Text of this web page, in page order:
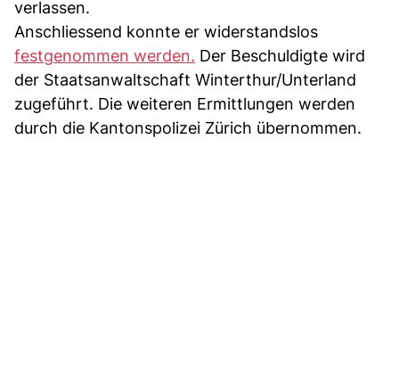
verlassen.
Anschliessend konnte er widerstandslos
festgenommen werden. Der Beschuldigte wird
der Staatsanwaltschaft Winterthur/Unterland
zugeführt. Die weiteren Ermittlungen werden
durch die Kantonspolizei Zürich übernommen.